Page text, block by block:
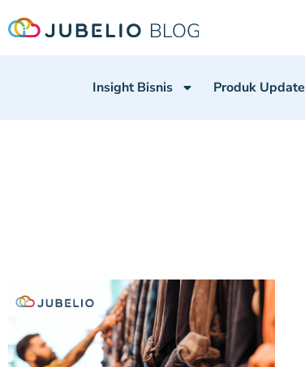
Insight Bisnis Produk Update